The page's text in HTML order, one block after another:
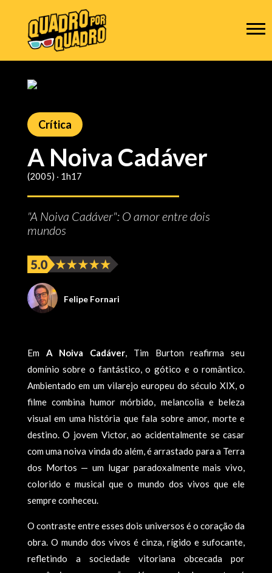
Crítica
A Noiva Cadáver
(2005) ‧ 1h17
"A Noiva Cadáver": O amor entre dois
mundos
Felipe Fornari
Em A Noiva Cadáver, Tim Burton reafirma seu
domínio sobre o fantástico, o gótico e o romântico.
Ambientado em um vilarejo europeu do século XIX, o
filme combina humor mórbido, melancolia e beleza
visual em uma história que fala sobre amor, morte e
destino. O jovem Victor, ao acidentalmente se casar
com uma noiva vinda do além, é arrastado para a Terra
dos Mortos — um lugar paradoxalmente mais vivo,
colorido e musical que o mundo dos vivos que ele
sempre conheceu.
O contraste entre esses dois universos é o coração da
obra. O mundo dos vivos é cinza, rígido e sufocante,
refletindo a sociedade vitoriana obcecada por